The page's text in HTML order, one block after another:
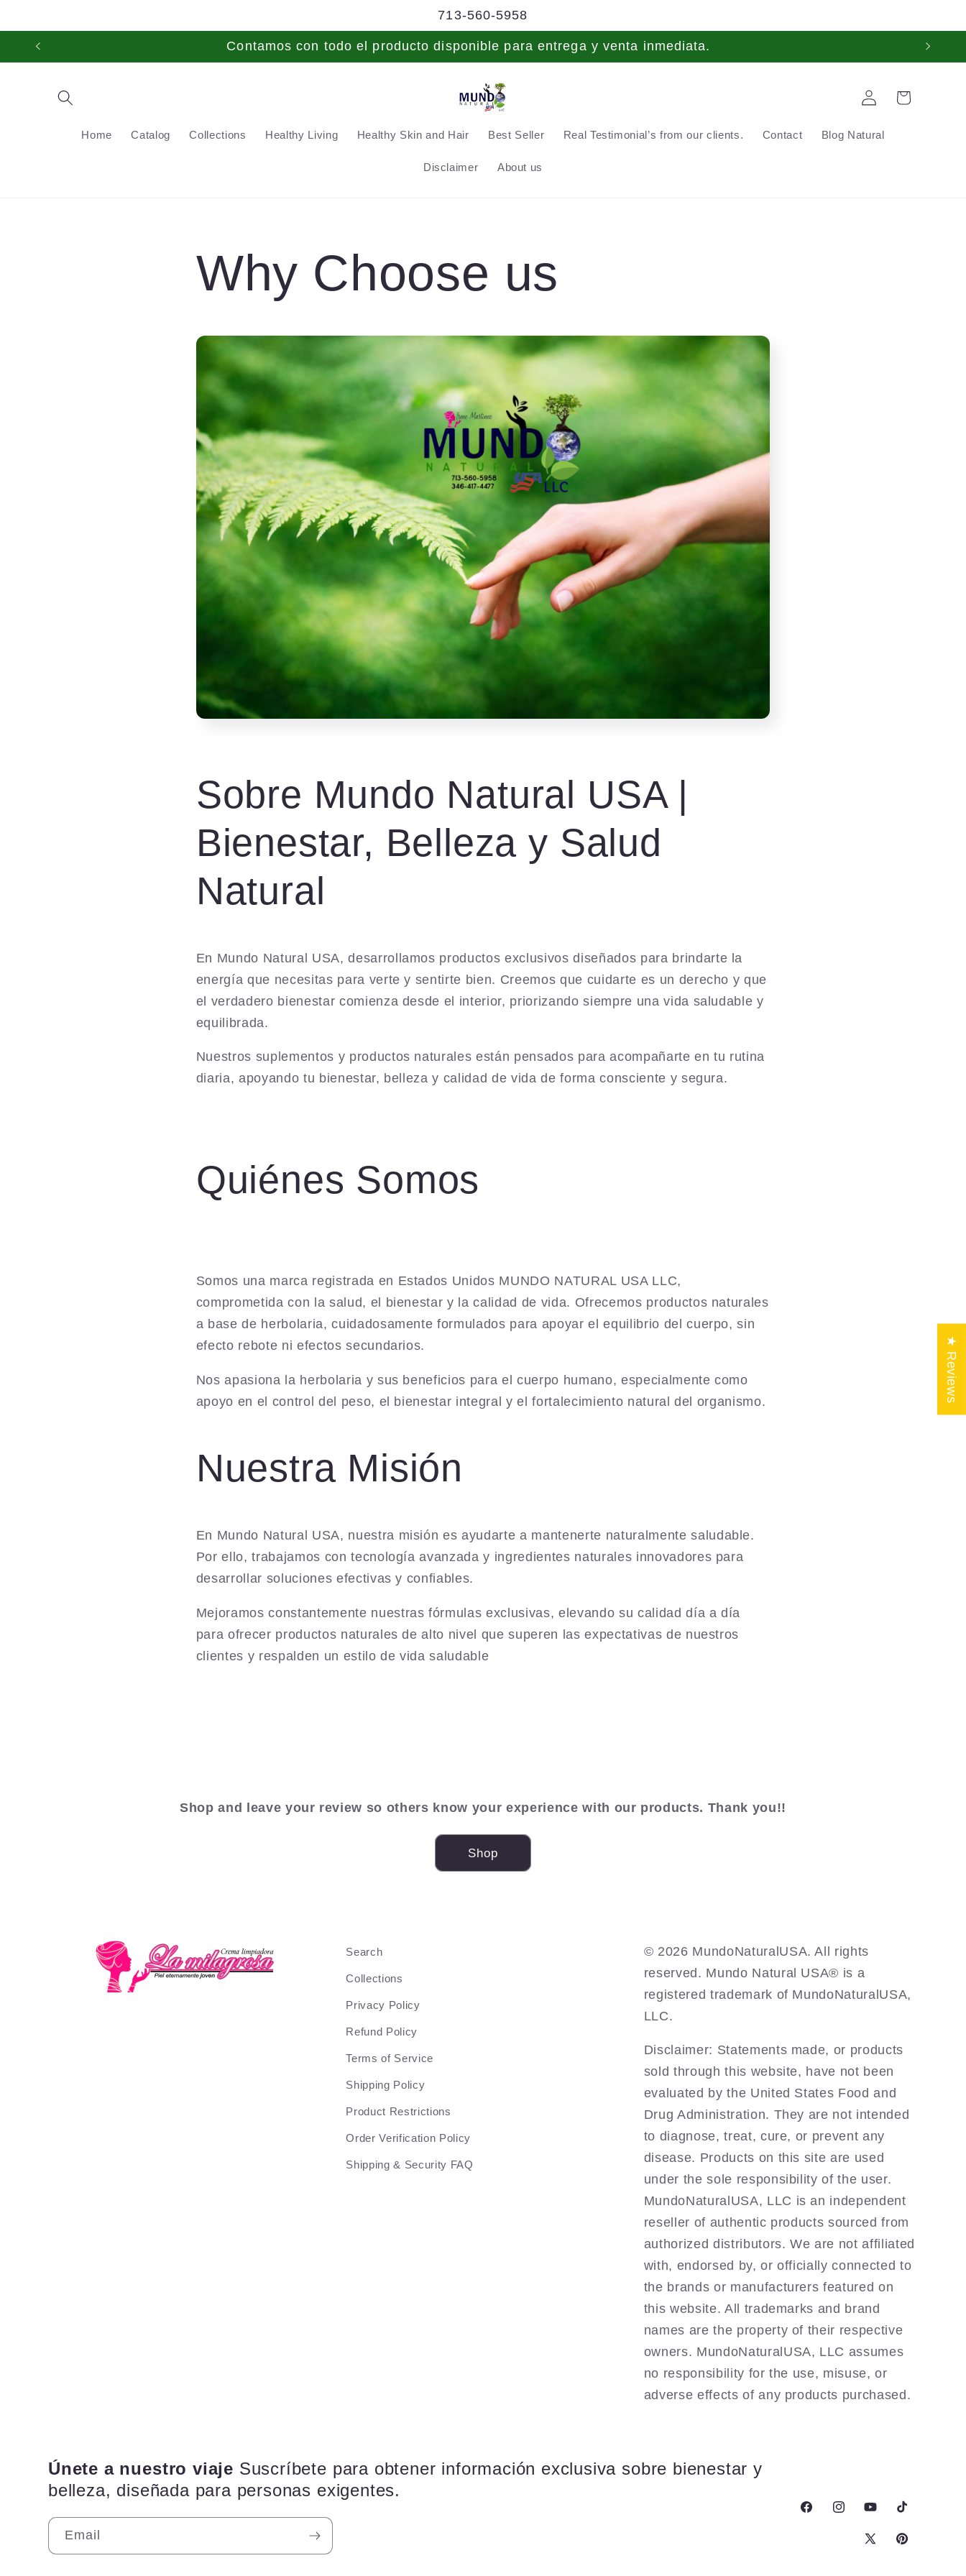
713-560-5958
Contamos con todo el producto disponible para entrega y venta inmediata.
Home Catalog Collections Healthy Living Healthy Skin and Hair Best Seller Real Testimonial’s from our clients. Contact Blog Natural
Disclaimer About us
Log
in
Cart
Why Choose us
Sobre Mundo Natural USA |
Bienestar, Belleza y Salud
Natural
En Mundo Natural USA, desarrollamos productos exclusivos diseñados para brindarte la
energía que necesitas para verte y sentirte bien. Creemos que cuidarte es un derecho y que
el verdadero bienestar comienza desde el interior, priorizando siempre una vida saludable y
equilibrada.
Nuestros suplementos y productos naturales están pensados para acompañarte en tu rutina
diaria, apoyando tu bienestar, belleza y calidad de vida de forma consciente y segura.
Quiénes Somos
Somos una marca registrada en Estados Unidos MUNDO NATURAL USA LLC,
comprometida con la salud, el bienestar y la calidad de vida. Ofrecemos productos naturales
a base de herbolaria, cuidadosamente formulados para apoyar el equilibrio del cuerpo, sin
efecto rebote ni efectos secundarios.
Nos apasiona la herbolaria y sus beneficios para el cuerpo humano, especialmente como
apoyo en el control del peso, el bienestar integral y el fortalecimiento natural del organismo.
Nuestra Misión
En Mundo Natural USA, nuestra misión es ayudarte a mantenerte naturalmente saludable.
Por ello, trabajamos con tecnología avanzada y ingredientes naturales innovadores para
desarrollar soluciones efectivas y confiables.
Mejoramos constantemente nuestras fórmulas exclusivas, elevando su calidad día a día
para ofrecer productos naturales de alto nivel que superen las expectativas de nuestros
clientes y respalden un estilo de vida saludable
Shop and leave your review so others know your experience with our products. Thank you!!
Shop
Search
Collections
Privacy Policy
Refund Policy
Terms of Service
Shipping Policy
Product Restrictions
Order Verification Policy
Shipping & Security FAQ
©️ 2026 MundoNaturalUSA. All rights
reserved. Mundo Natural USA® is a
registered trademark of MundoNaturalUSA,
LLC.
Disclaimer: Statements made, or products
sold through this website, have not been
evaluated by the United States Food and
Drug Administration. They are not intended
to diagnose, treat, cure, or prevent any
disease. Products on this site are used
under the sole responsibility of the user.
MundoNaturalUSA, LLC is an independent
reseller of authentic products sourced from
authorized distributors. We are not affiliated
with, endorsed by, or officially connected to
the brands or manufacturers featured on
this website. All trademarks and brand
names are the property of their respective
owners. MundoNaturalUSA, LLC assumes
no responsibility for the use, misuse, or
adverse effects of any products purchased.
Únete a nuestro viaje Suscríbete para obtener información exclusiva sobre bienestar y
belleza, diseñada para personas exigentes.
Email
FacebookInstagramYouTubeTikTok
X
Pinterest
★ Reviews